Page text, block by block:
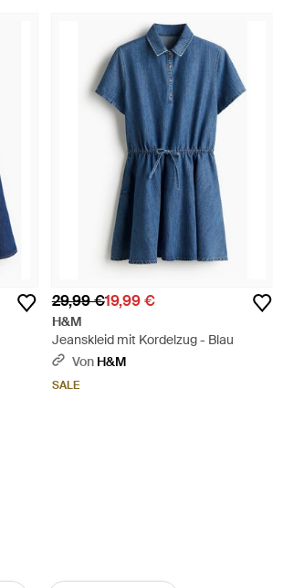
29,99 €19,99 €
H&M
Jeanskleid mit Kordelzug - Blau
Von H&M
SALE